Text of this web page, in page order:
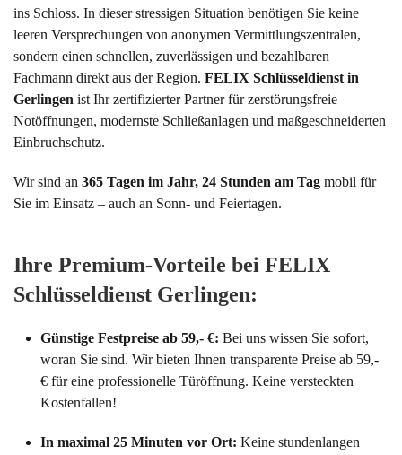
ins Schloss. In dieser stressigen Situation benötigen Sie keine
leeren Versprechungen von anonymen Vermittlungszentralen,
sondern einen schnellen, zuverlässigen und bezahlbaren
Fachmann direkt aus der Region. FELIX Schlüsseldienst in
Gerlingen ist Ihr zertifizierter Partner für zerstörungsfreie
Notöffnungen, modernste Schließanlagen und maßgeschneiderten
Einbruchschutz.
Wir sind an 365 Tagen im Jahr, 24 Stunden am Tag mobil für
Sie im Einsatz – auch an Sonn- und Feiertagen.
Ihre Premium-Vorteile bei FELIX
Schlüsseldienst Gerlingen:
Günstige Festpreise ab 59,- €: Bei uns wissen Sie sofort,
woran Sie sind. Wir bieten Ihnen transparente Preise ab 59,-
€ für eine professionelle Türöffnung. Keine versteckten
Kostenfallen!
In maximal 25 Minuten vor Ort: Keine stundenlangen